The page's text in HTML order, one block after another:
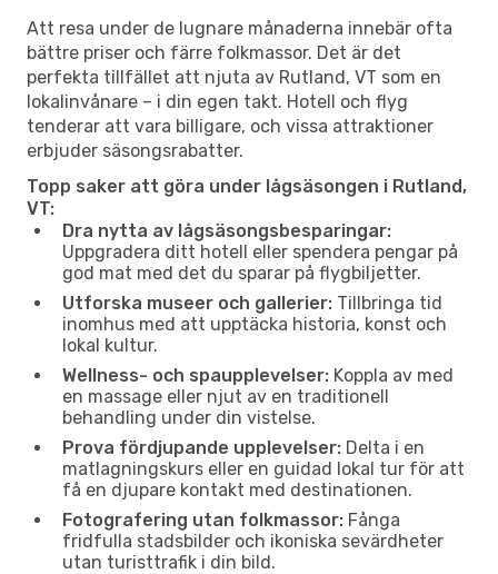
Att resa under de lugnare månaderna innebär ofta
bättre priser och färre folkmassor. Det är det
perfekta tillfället att njuta av Rutland, VT som en
lokalinvånare – i din egen takt. Hotell och flyg
tenderar att vara billigare, och vissa attraktioner
erbjuder säsongsrabatter.
Topp saker att göra under lågsäsongen i Rutland,
VT:
Dra nytta av lågsäsongsbesparingar:
Uppgradera ditt hotell eller spendera pengar på
god mat med det du sparar på flygbiljetter.
Utforska museer och gallerier: Tillbringa tid
inomhus med att upptäcka historia, konst och
lokal kultur.
Wellness- och spaupplevelser: Koppla av med
en massage eller njut av en traditionell
behandling under din vistelse.
Prova fördjupande upplevelser: Delta i en
matlagningskurs eller en guidad lokal tur för att
få en djupare kontakt med destinationen.
Fotografering utan folkmassor: Fånga
fridfulla stadsbilder och ikoniska sevärdheter
utan turisttrafik i din bild.